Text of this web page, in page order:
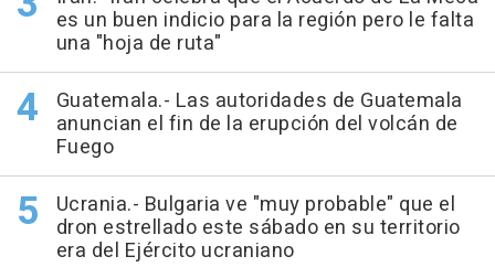
es un buen indicio para la región pero le falta
una "hoja de ruta"
Guatemala.- Las autoridades de Guatemala
anuncian el fin de la erupción del volcán de
Fuego
Ucrania.- Bulgaria ve "muy probable" que el
dron estrellado este sábado en su territorio
era del Ejército ucraniano